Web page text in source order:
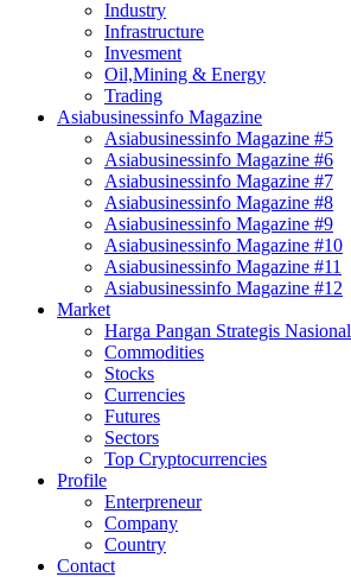
Industry
Infrastructure
Invesment
Oil,Mining & Energy
Trading
Asiabusinessinfo Magazine
Asiabusinessinfo Magazine #5
Asiabusinessinfo Magazine #6
Asiabusinessinfo Magazine #7
Asiabusinessinfo Magazine #8
Asiabusinessinfo Magazine #9
Asiabusinessinfo Magazine #10
Asiabusinessinfo Magazine #11
Asiabusinessinfo Magazine #12
Market
Harga Pangan Strategis Nasional
Commodities
Stocks
Currencies
Futures
Sectors
Top Cryptocurrencies
Profile
Enterpreneur
Company
Country
Contact